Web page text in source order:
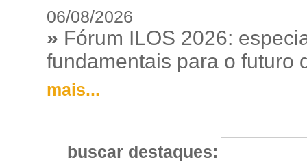
06/08/2026
» Fórum ILOS 2026:
fundamentais para o futuro
mais...
buscar destaques: